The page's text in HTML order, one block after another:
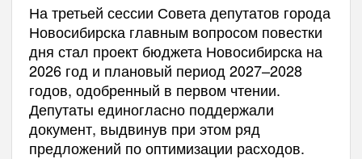
На третьей сессии Совета депутатов города
Новосибирска главным вопросом повестки
дня стал проект бюджета Новосибирска на
2026 год и плановый период 2027–2028
годов, одобренный в первом чтении.
Депутаты единогласно поддержали
документ, выдвинув при этом ряд
предложений по оптимизации расходов.